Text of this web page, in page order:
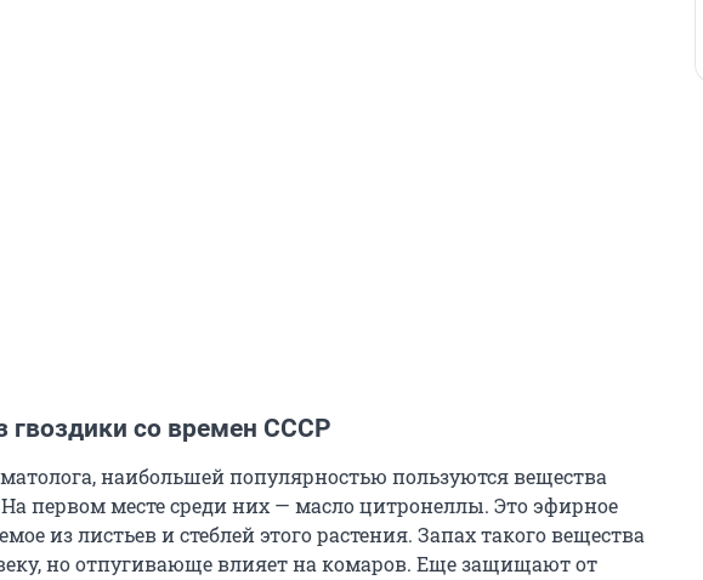
гвоздики со времен СССР
наибольшей популярностью пользуются вещества
первом месте среди них — масло цитронеллы. Это эфирное
из листьев и стеблей этого растения. Запах такого вещества
но отпугивающе влияет на комаров. Еще защищают от